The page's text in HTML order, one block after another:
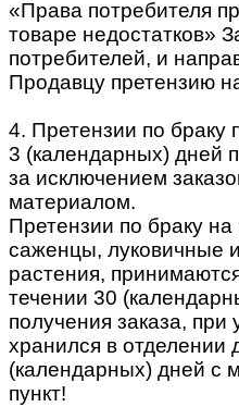
«Права потребителя
товаре недостатков»
потребителей, и
Продавцу претензию
4. Претензии по браку
3 (календарных) дней
за исключением
материалом.
Претензии по браку
саженцы, луковичные
растения,
течении 30
получения заказа, при
хранился в отделении
(календарных) дней с
пункт!